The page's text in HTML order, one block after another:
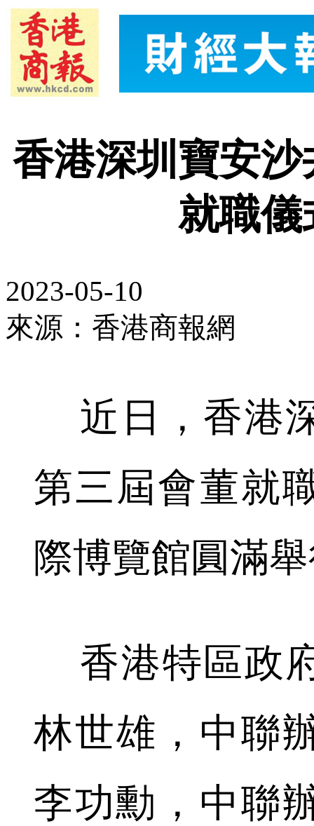
香港深圳寶安
就職儀
2023-05-10
來源：香港商報網
近日，香港
第三屆會董就
際博覽館圓滿
香港特區政
林世雄，中聯
李功勳，中聯